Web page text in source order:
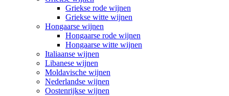
Griekse rode wijnen
Griekse witte wijnen
Hongaarse wijnen
Hongaarse rode wijnen
Hongaarse witte wijnen
Italiaanse wijnen
Libanese wijnen
Moldavische wijnen
Nederlandse wijnen
Oostenrijkse wijnen